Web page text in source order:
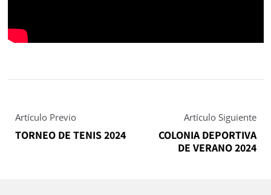
Artículo Previo
TORNEO DE TENIS 2024
Artículo Siguiente
COLONIA DEPORTIVA
DE VERANO 2024